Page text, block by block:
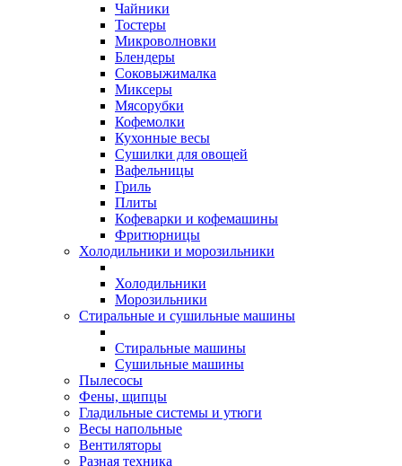
Чайники
Тостеры
Микроволновки
Блендеры
Соковыжималка
Миксеры
Мясорубки
Кофемолки
Кухонные весы
Сушилки для овощей
Вафельницы
Гриль
Плиты
Кофеварки и кофемашины
Фритюрницы
Холодильники и морозильники
Холодильники
Морозильники
Стиральные и сушильные машины
Стиральные машины
Сушильные машины
Пылесосы
Фены, щипцы
Гладильные системы и утюги
Весы напольные
Вентиляторы
Разная техника